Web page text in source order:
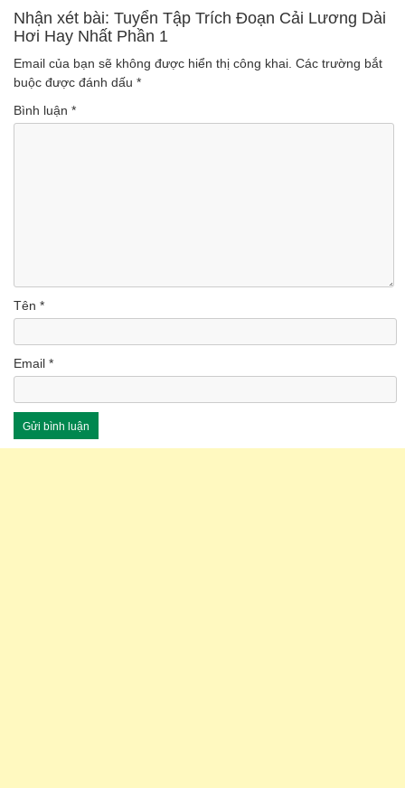
nhất
(Lượt nghe: 1,347)
Nhận xét bài: Tuyển Tập Trích Đoạn Cải Lương Dài
Hơi Hay Nhất Phần 1
Email của bạn sẽ không được hiển thị công khai. Các trường bắt
buộc được đánh dấu *
Bình luận *
Tên *
Email *